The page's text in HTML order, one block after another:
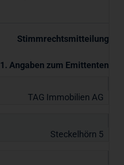
Stimmrechtsmitteilung
1. Angaben zum Emittenten
TAG Immobilien AG
Steckelhörn 5